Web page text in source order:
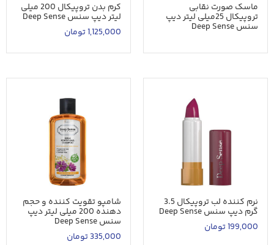
ماسک صورت نقابی
تروپیکال 25میلی لیتر دیپ
سنس Deep Sense
کرم بدن تروپیکال 200 میلی
لیتر دیپ سنس Deep Sense
1,125,000تومان
نرم کننده لب تروپیکال 3.5
گرم دیپ سنس Deep Sense
199,000تومان
شامپو تقویت کننده و حجم
دهنده 200 میلی لیتر دیپ
سنس Deep Sense
335,000تومان